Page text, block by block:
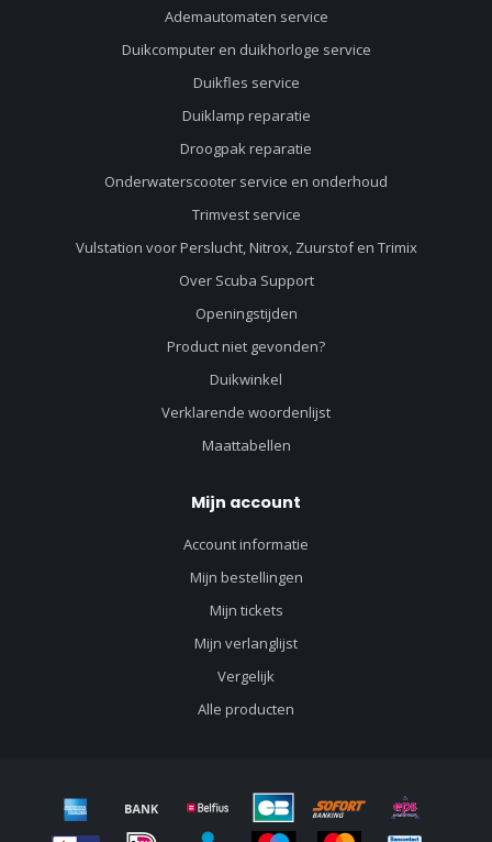
Ademautomaten service
Duikcomputer en duikhorloge service
Duikfles service
Duiklamp reparatie
Droogpak reparatie
Onderwaterscooter service en onderhoud
Trimvest service
Vulstation voor Perslucht, Nitrox, Zuurstof en Trimix
Over Scuba Support
Openingstijden
Product niet gevonden?
Duikwinkel
Verklarende woordenlijst
Maattabellen
Mijn account
Account informatie
Mijn bestellingen
Mijn tickets
Mijn verlanglijst
Vergelijk
Alle producten